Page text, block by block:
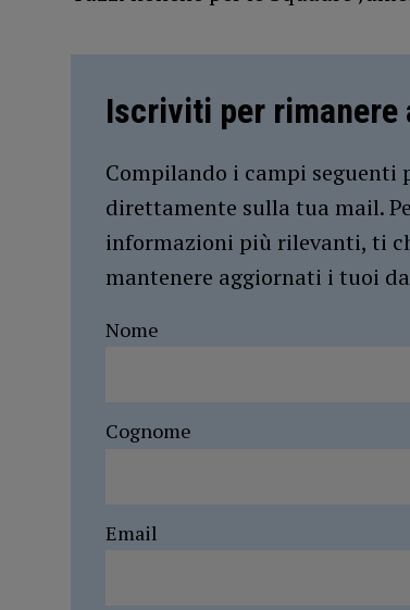
Iscriviti per rimanere
Compilando i campi seguenti
direttamente sulla tua mail.
informazioni più rilevanti, ti
mantenere aggiornati i tuoi
Nome
Cognome
Email